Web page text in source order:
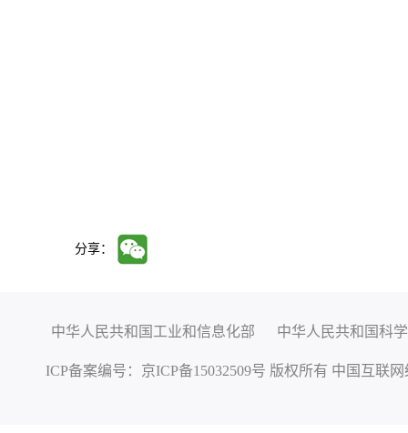
分享：
中华人民共和国工业和信息化部 中华人民共和国科
ICP备案编号： 京ICP备15032509号 版权所有 中国互联